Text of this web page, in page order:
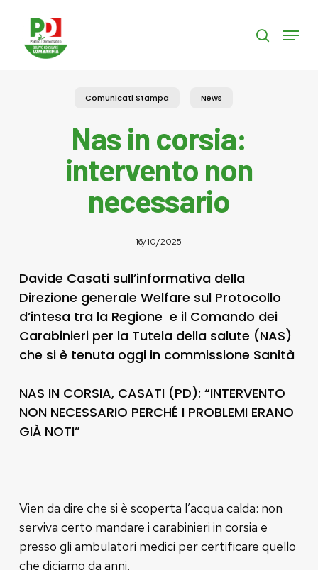
content
search
Menu
Comunicati Stampa News
Nas in corsia:
intervento non
necessario
16/10/2025
Davide Casati sull’informativa della
Direzione generale Welfare sul Protocollo
d’intesa tra la Regione e il Comando dei
Carabinieri per la Tutela della salute (NAS)
che si è tenuta oggi in commissione Sanità
NAS IN CORSIA, CASATI (PD): “INTERVENTO
NON NECESSARIO PERCHÉ I PROBLEMI ERANO
GIÀ NOTI”
Vien da dire che si è scoperta l’acqua calda: non
serviva certo mandare i carabinieri in corsia e
presso gli ambulatori medici per certificare quello
che diciamo da anni.